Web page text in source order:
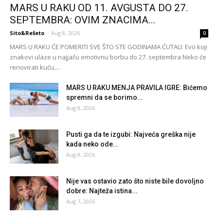
MARS U RAKU OD 11. AVGUSTA DO 27.
SEPTEMBRA: OVIM ZNACIMA...
Sito&Rešeto - Aug 8, 2026 0
MARS U RAKU ĆE POMERITI SVE ŠTO STE GODINAMA ĆUTALI: Evo koji
znakovi ulaze u najjaču emotivnu borbu do 27. septembra Neko će
renovirati kuću,...
MARS U RAKU MENJA PRAVILA IGRE: Bićemo
spremni da se borimo...
Aug 8, 2026
Pusti ga da te izgubi: Najveća greška nije
kada neko ode...
Aug 8, 2026
Nije vas ostavio zato što niste bile dovoljno
dobre: Najteža istina...
Aug 7, 2026